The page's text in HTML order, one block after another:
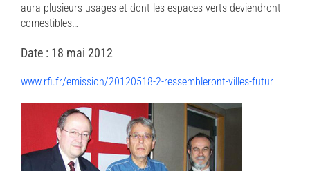
aura plusieurs usages et dont les espaces verts deviendront
comestibles…
Date : 18 mai 2012
www.rfi.fr/emission/20120518-2-ressembleront-villes-futur